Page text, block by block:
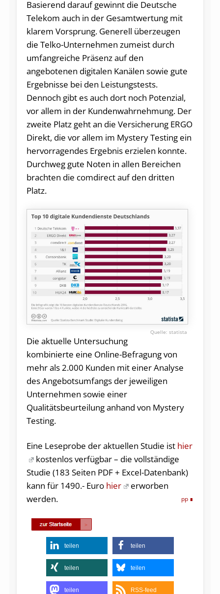
Basierend darauf gewinnt die Deutsche
Telekom auch in der Gesamtwertung mit
klarem Vorsprung. Generell überzeugen
die Telko-Unternehmen zumeist durch
umfangreiche Präsenz auf den
angebotenen digitalen Kanälen sowie gute
Ergebnisse bei den Leistungstests.
Dennoch gibt es auch dort noch Potenzial,
vor allem in der Kundenwahrnehmung. Der
zweite Platz geht an die Versicherung ERGO
Direkt, die vor allem im Mystery Testing ein
hervorragendes Ergebnis erzielen konnte.
Durchweg gute Noten in allen Bereichen
brachten die comdirect auf den dritten
Platz.
statista
Die aktuelle Untersuchung
kombinierte eine Online-Befragung von
mehr als 2.000 Kunden mit einer Analyse
des Angebotsumfangs der jeweiligen
Unternehmen sowie einer
Qualitätsbeurteilung anhand von Mystery
Testing.
Eine Leseprobe der aktuellen Studie ist hier
kostenlos verfügbar – die vollständige
Studie (183 Seiten PDF + Excel-Datenbank)
kann für 1490.- Euro hier
erworben
werden.
pp
teilen teilen
teilen teilen
teilen RSS-feed